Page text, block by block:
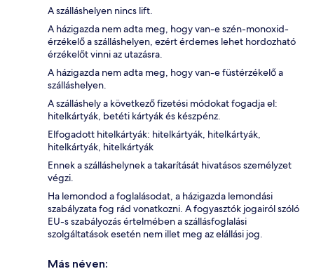
A szálláshelyen nincs lift.
A házigazda nem adta meg, hogy van-e szén-monoxid-
érzékelő a szálláshelyen, ezért érdemes lehet hordozható
érzékelőt vinni az utazásra.
A házigazda nem adta meg, hogy van-e füstérzékelő a
szálláshelyen.
A szálláshely a következő fizetési módokat fogadja el:
hitelkártyák, betéti kártyák és készpénz.
Elfogadott hitelkártyák: hitelkártyák, hitelkártyák,
hitelkártyák, hitelkártyák
Ennek a szálláshelynek a takarítását hivatásos személyzet
végzi.
Ha lemondod a foglalásodat, a házigazda lemondási
szabályzata fog rád vonatkozni. A fogyasztók jogairól szóló
EU-s szabályozás értelmében a szállásfoglalási
szolgáltatások esetén nem illet meg az elállási jog.
Más néven: